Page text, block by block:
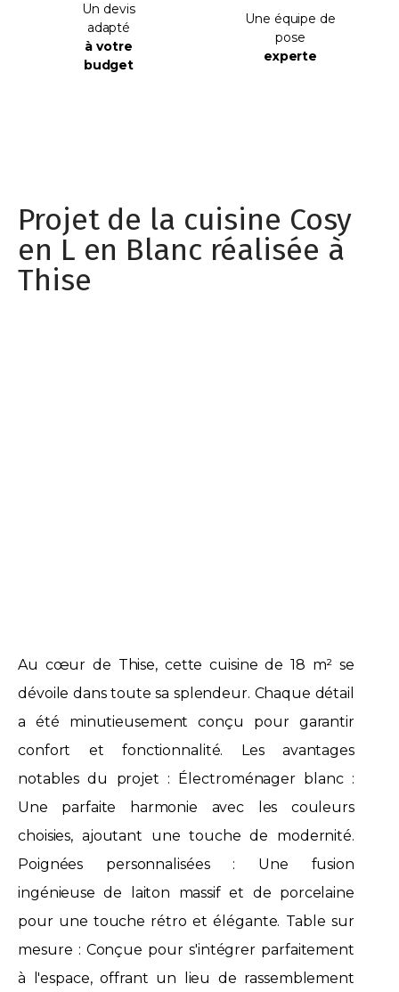
Un devis
adapté
à votre
budget
Une équipe de
pose
experte
Projet de la cuisine Cosy
en L en Blanc réalisée à
Thise
Au cœur de Thise, cette cuisine de 18 m² se
dévoile dans toute sa splendeur. Chaque détail
a été minutieusement conçu pour garantir
confort et fonctionnalité. Les avantages
notables du projet : Électroménager blanc :
Une parfaite harmonie avec les couleurs
choisies, ajoutant une touche de modernité.
Poignées personnalisées : Une fusion
ingénieuse de laiton massif et de porcelaine
pour une touche rétro et élégante. Table sur
mesure : Conçue pour s'intégrer parfaitement
à l'espace, offrant un lieu de rassemblement